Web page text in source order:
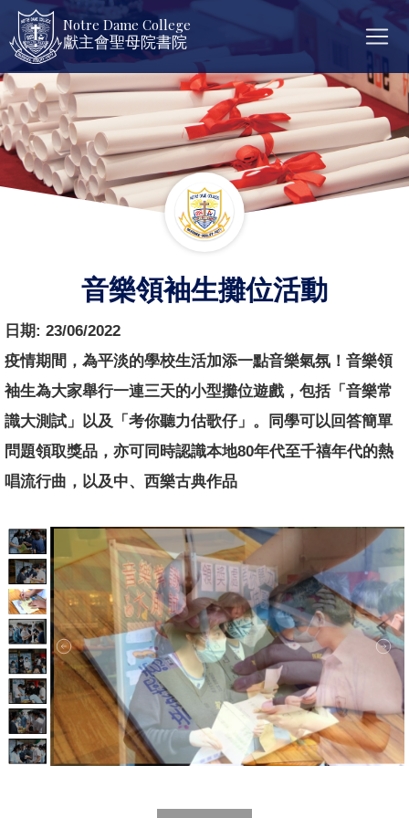
Notre Dame College
獻主會聖母院書院
音樂領袖生攤位活動
日期: 23/06/2022
疫情期間，為平淡的學校生活加添一點音樂氣氛！音樂領
袖生為大家舉行一連三天的小型攤位遊戲，包括「音樂常
識大測試」以及「考你聽力估歌仔」。同學可以回答簡單
問題領取獎品，亦可同時認識本地80年代至千禧年代的熱
唱流行曲，以及中、西樂古典作品